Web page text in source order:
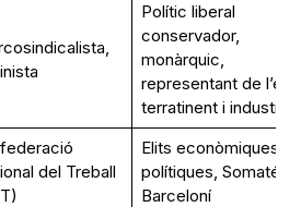
Polític liberal
conservador,
monàrquic,
representant de l’elit
terratinent i industrial
del Treball
Elits econòmiques i
polítiques, Somatén
Barceloní